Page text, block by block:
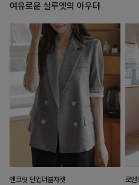
여유로운 실루엣의 아우터
엔크릿 턴업더블자켓 로엔